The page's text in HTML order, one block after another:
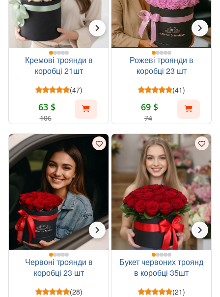
Кремові троянди в
коробці 21шт
(47)
63 $
106
Рожеві троянди в
коробці 23 шт
(41)
69 $
74
Червоні троянди в
коробці 23 шт
(28)
Букет червоних троянд
в коробці 35шт
(21)